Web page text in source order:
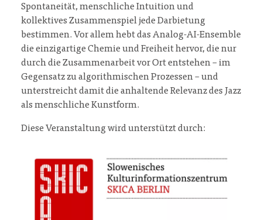
Spontaneität, menschliche Intuition und
kollektives Zusammenspiel jede Darbietung
bestimmen. Vor allem hebt das Analog-AI-Ensemble
die einzigartige Chemie und Freiheit hervor, die nur
durch die Zusammenarbeit vor Ort entstehen – im
Gegensatz zu algorithmischen Prozessen – und
unterstreicht damit die anhaltende Relevanz des Jazz
als menschliche Kunstform.
Diese Veranstaltung wird unterstützt durch: